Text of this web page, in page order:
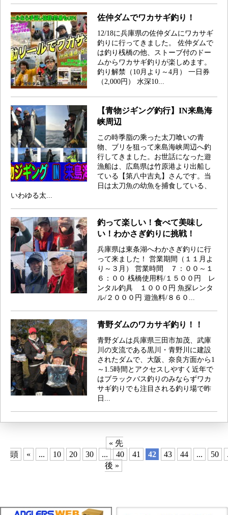
佐仲ダムでワカサギ釣り！
12/18に兵庫県の佐仲ダムにワカサギ
釣りに行ってきました。 佐仲ダムで
は釣り桟橋の他、ストーブ付のドー
ムからワカサギ釣りが楽しめます。
釣り解禁（10月より～4月） 一日券
（2,000円） 水深10...
【青物ジギング釣行】IN来島海
峡周辺
この時季脂の乘った太刀喰いの青
物、ブリを狙って来島海峡周辺へ釣
行してきました。お世話になった遊
漁船は、広島県は竹原港より出船し
ている【第八中吉丸】さんです。当
日は太刀魚の幼魚を捕食している、
いわゆる太...
釣って楽しい！食べて美味し
い！わかさぎ釣りに挑戦！
兵庫県は東条湖へわかさぎ釣りに行
って来ました！ 営業期間（１１月よ
り～３月） 営業時間 ７：００～１
６：００ 桟橋使用料/１５００円 レ
ンタル釣具 １０００円 魚探レンタ
ル/２０００円 遊漁料/８６０...
青野ダムのワカサギ釣り！！
青野ダムは兵庫県三田市加茂、武庫
川の支流である黒川・青野川に建設
されたダムで、大阪、奈良方面から1
～1.5時間とアクセスしやすく近年で
はブラックバス釣りのみならずワカ
サギ釣りでも注目される釣り場で昨
日...
« 先
頭
« ... 10 20 30 ... 40 41 42 43 44 ... 50
後 »